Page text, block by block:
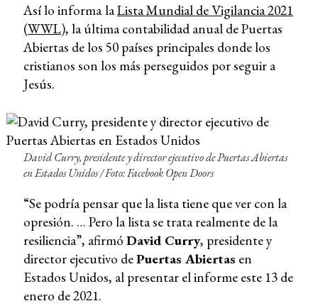
Así lo informa laLista Mundial de Vigilancia 2021
(WWL), la última contabilidad anual de Puertas
Abiertas de los 50 países principales donde los
cristianos son los más perseguidos por seguir a
Jesús.
David Curry, presidente y director ejecutivo de Puertas Abiertas
en Estados Unidos/ Foto: FacebookOpen Doors
“Se podría pensar que la lista tiene que ver con la
opresión. … Pero la lista se trata realmente de la
resiliencia”, afirmó David Curry, presidente y
director ejecutivo dePuertas Abiertas en
Estados Unidos, al presentar el informe este 13 de
enero de 2021.